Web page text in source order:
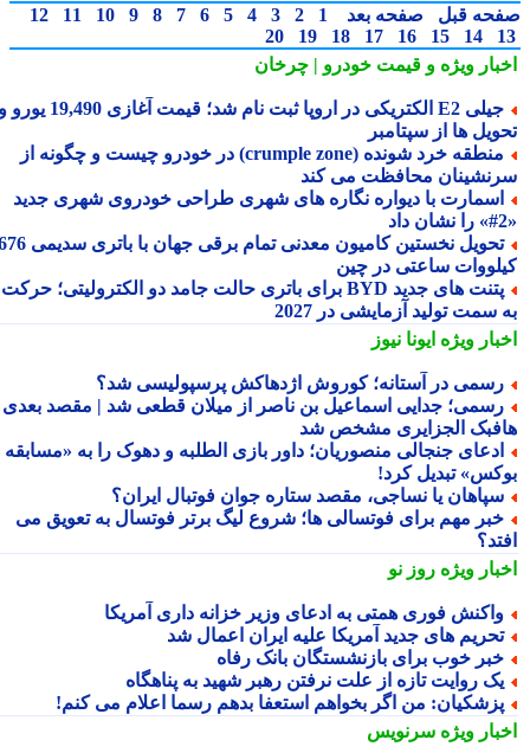
قبل صفحه بعد 1
2
3
4
5
6
7
8
9
10
11
12
14
15
16
17
18
19
20
ویژهو قیمت خودرو | چرخان
جیلی E2 الکتریکی در اروپا ثبت نام شد؛ قیمت آغازی 19,490 یورو و
ها از سپتامبر
منطقه خرد شونده (crumple zone) در خودرو چیست و چگونه از
محافظت می کند
با دیواره نگاره های شهری طراحی خودروی شهری جدید
تحویل نخستین کامیون معدنی تمام برقی جهان با باتری سدیمی 676
ساعتی در چین
پتنت های جدید BYD برای باتری حالت جامد دو الکترولیتی؛ حرکت
سمت تولید آزمایشی در 2027
ویژهایونا نیوز
در آستانه؛ کوروش اژدهاکش پرسپولیسی شد؟
جدایی اسماعیل بن ناصر از میلان قطعی شد | مقصد بعدی
الجزایری مشخص شد
جنجالی منصوریان؛ داور بازی الطلبه و دهوک را به «مسابقه
تبدیل کرد!
یا نساجی، مقصد ستاره جوان فوتبال ایران؟
مهم برای فوتسالی ها؛ شروع لیگ برتر فوتسال به تعویق می
ویژهروز نو
فوری همتی به ادعای وزیر خزانه داری آمریکا
های جدید آمریکا علیه ایران اعمال شد
خوب برای بازنشستگان بانک رفاه
روایت تازه از علت نرفتن رهبر شهید به پناهگاه
من اگر بخواهم استعفا بدهم رسما اعلام می کنم!
ویژهسرنویس